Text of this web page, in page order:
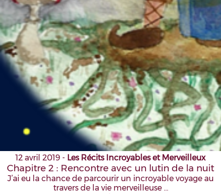
12 avril 2019 - Les Récits Incroyables et Merveilleux
Chapitre 2 : Rencontre avec un lutin de la nuit
J’ai eu la chance de parcourir un incroyable voyage au
travers de la vie merveilleuse …